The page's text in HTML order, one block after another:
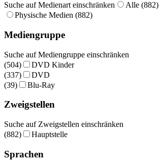
Suche auf Medienart einschränken
Alle (882)
Physische Medien (882)
Mediengruppe
Suche auf Mediengruppe einschränken
(504)
DVD Kinder
(337)
DVD
(39)
Blu-Ray
Zweigstellen
Suche auf Zweigstellen einschränken
(882)
Hauptstelle
Sprachen